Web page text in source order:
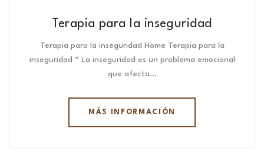
Terapia para la inseguridad
Terapia para la inseguridad Home Terapia para la
inseguridad “ La inseguridad es un problema emocional
que afecta…
MÁS INFORMACIÓN